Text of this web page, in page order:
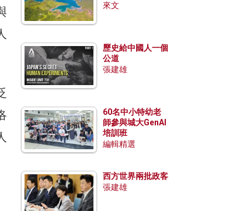
來文
歷史給中國人一個
公道
張建雄
60名中小特幼老
師參與城大GenAI
培訓班
編輯精選
西方世界兩批政客
張建雄